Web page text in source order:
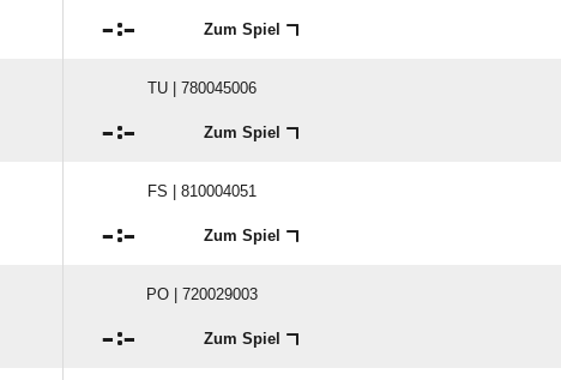
: Zum Spiel
TU | 780045006
: Zum Spiel
FS | 810004051
: Zum Spiel
PO | 720029003
: Zum Spiel